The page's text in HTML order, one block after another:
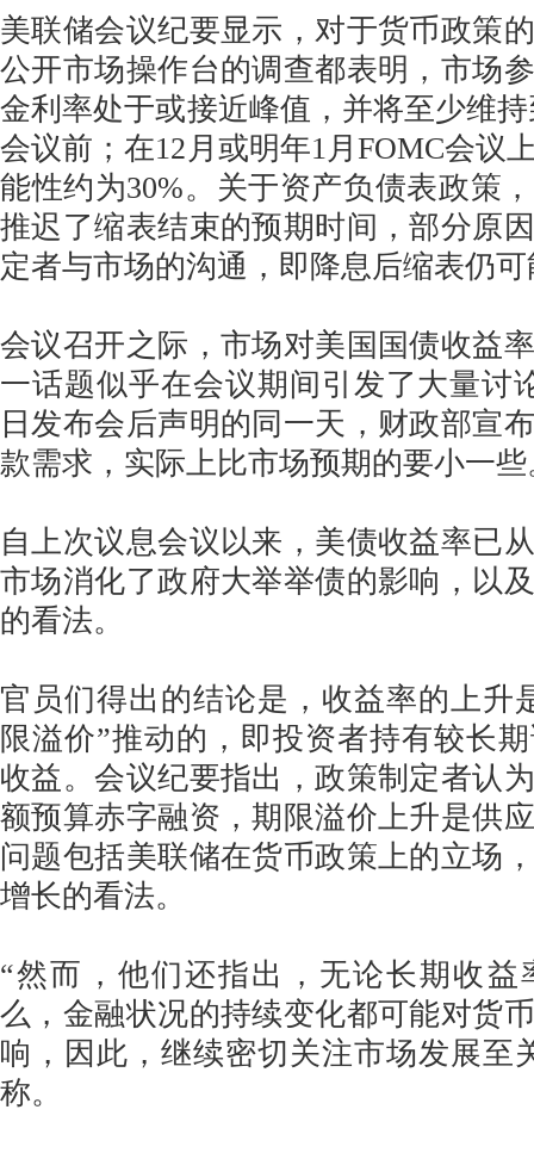
美联储会议纪要显示，对于货币政策
公开市场操作台的调查都表明，市场
金利率处于或接近峰值，并将至少维持
会议前；在12月或明年1月FOMC会议
能性约为30%。关于资产负债表政策
推迟了缩表结束的预期时间，部分原
定者与市场的沟通，即降息后缩表仍
会议召开之际，市场对美国国债收益
一话题似乎在会议期间引发了大量讨
日发布会后声明的同一天，财政部宣
款需求，实际上比市场预期的要小一些
自上次议息会议以来，美债收益率已
市场消化了政府大举举债的影响，以
的看法。
官员们得出的结论是，收益率的上升
限溢价”推动的，即投资者持有较长
收益。会议纪要指出，政策制定者认
额预算赤字融资，期限溢价上升是供
问题包括美联储在货币政策上的立场
增长的看法。
“然而，他们还指出，无论长期收益
么，金融状况的持续变化都可能对货
响，因此，继续密切关注市场发展至
称。